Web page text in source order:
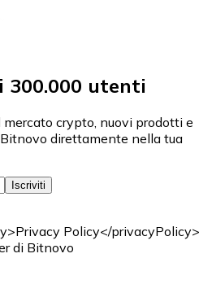
300.000 utenti
crypto, nuovi prodotti e
direttamente nella tua
Iscriviti
Policy</privacyPolicy>
di Bitnovo